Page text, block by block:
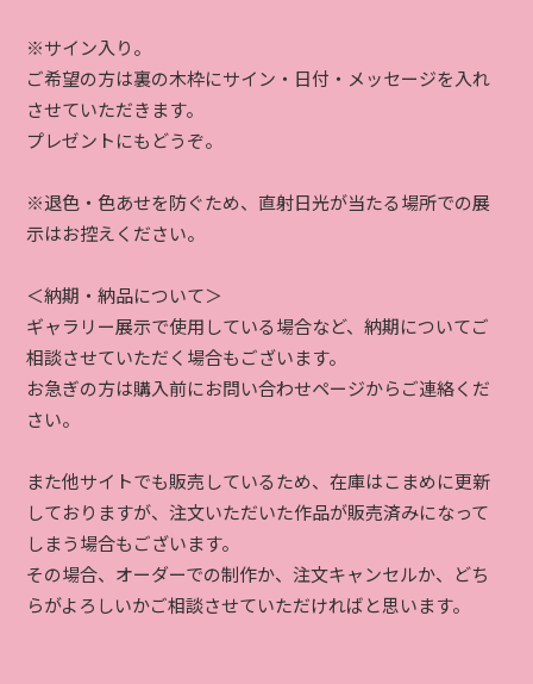
※サイン入り。
ご希望の方は裏の木枠にサイン・日付・メッセージを入れ
させていただきます。
プレゼントにもどうぞ。
※退色・色あせを防ぐため、直射日光が当たる場所での展
示はお控えください。
＜納期・納品について＞
ギャラリー展示で使用している場合など、納期についてご
相談させていただく場合もございます。
お急ぎの方は購入前にお問い合わせページからご連絡くだ
さい。
また他サイトでも販売しているため、在庫はこまめに更新
しておりますが、注文いただいた作品が販売済みになって
しまう場合もございます。
その場合、オーダーでの制作か、注文キャンセルか、どち
らがよろしいかご相談させていただければと思います。